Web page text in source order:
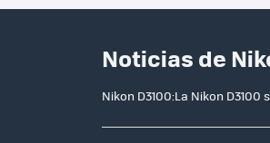
Noticias de
Nikon D3100:La Nikon